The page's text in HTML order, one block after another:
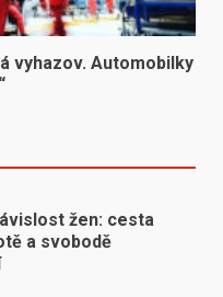
vyhazov. Automobilky
žen: cesta
a svobodě